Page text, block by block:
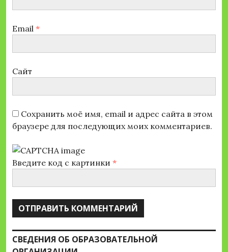
Email *
Сайт
Сохранить моё имя, email и адрес сайта в этом
браузере для последующих моих комментариев.
Введите код с картинки *
СВЕДЕНИЯ ОБ ОБРАЗОВАТЕЛЬНОЙ